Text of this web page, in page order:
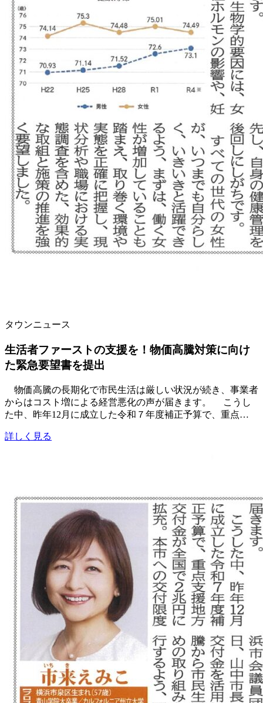
タウンニュース
生活者ファーストの支援を！物価高騰対策に向け
た緊急要望書を提出
物価高騰の長期化で市民生活は厳しい状況が続き、事業者
からはコスト増による経営悪化の声が届きます。 こうし
た中、昨年12月に成立した令和７年度補正予算で、重点…
詳しく見る